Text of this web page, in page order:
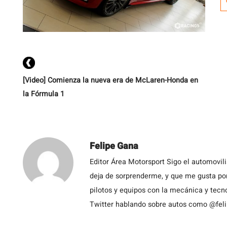
[Video] Comienza la nueva era de McLaren-Honda en
la Fórmula 1
Felipe Gana
Editor Área Motorsport Sigo el
deja de sorprenderme, y que me gusta
pilotos y equipos con la mecánica y
Twitter hablando sobre autos como